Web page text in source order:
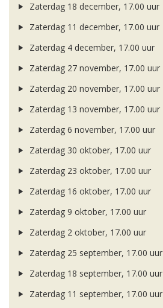
Zaterdag 18 december, 17.00 uur
Zaterdag 11 december, 17.00 uur
Zaterdag 4 december, 17.00 uur
Zaterdag 27 november, 17.00 uur
Zaterdag 20 november, 17.00 uur
Zaterdag 13 november, 17.00 uur
Zaterdag 6 november, 17.00 uur
Zaterdag 30 oktober, 17.00 uur
Zaterdag 23 oktober, 17.00 uur
Zaterdag 16 oktober, 17.00 uur
Zaterdag 9 oktober, 17.00 uur
Zaterdag 2 oktober, 17.00 uur
Zaterdag 25 september, 17.00 uur
Zaterdag 18 september, 17.00 uur
Zaterdag 11 september, 17.00 uur